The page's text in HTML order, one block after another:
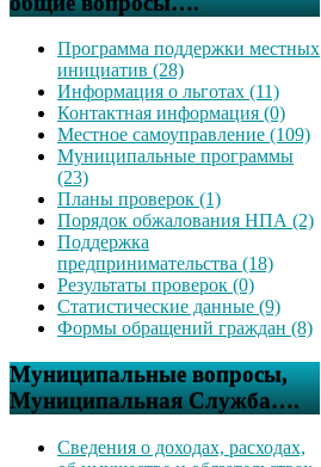
Программа поддержки местных
инициатив (28)
Информация о льготах (11)
Контактная информация (0)
Местное самоуправление (109)
Муниципальные программы
(23)
Планы проверок (1)
Порядок обжалования НПА (2)
Поддержка
предпринимательства (18)
Результаты проверок (0)
Статистические данные (9)
Формы обращений граждан (8)
Муниципальные вопросы,
Муниципальная Служба….
Сведения о доходах, расходах,